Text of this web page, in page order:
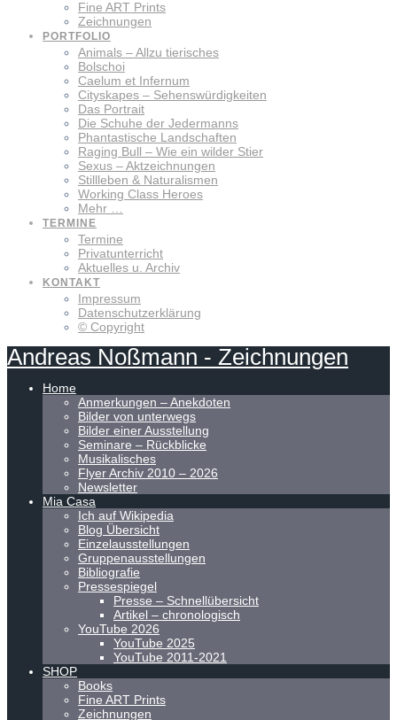
Fine ART Prints
Zeichnungen
PORTFOLIO
Animals – Allzu tierisches
Bolschoi
Caelum et Infernum
Cityskapes – Sehenswürdigkeiten
Das Portrait
Die Schuhe der Jedermanns
Phantastische Landschaften
Raging Bull – Wie ein wilder Stier
Sexus – Aktzeichnungen
Stillleben & Naturalismen
Working Class Heroes
Mehr …
TERMINE
Termine
Privatunterricht
Aktuelles u. Archiv
KONTAKT
Impressum
Datenschutzerklärung
© Copyright
Andreas Noßmann - Zeichnungen
Home
Anmerkungen – Anekdoten
Bilder von unterwegs
Bilder einer Ausstellung
Seminare – Rückblicke
Musikalisches
Flyer Archiv 2010 – 2026
Newsletter
Mia Casa
Ich auf Wikipedia
Blog Übersicht
Einzelausstellungen
Gruppenausstellungen
Bibliografie
Pressespiegel
Presse – Schnellübersicht
Artikel – chronologisch
YouTube 2026
YouTube 2025
YouTube 2011-2021
SHOP
Books
Fine ART Prints
Zeichnungen